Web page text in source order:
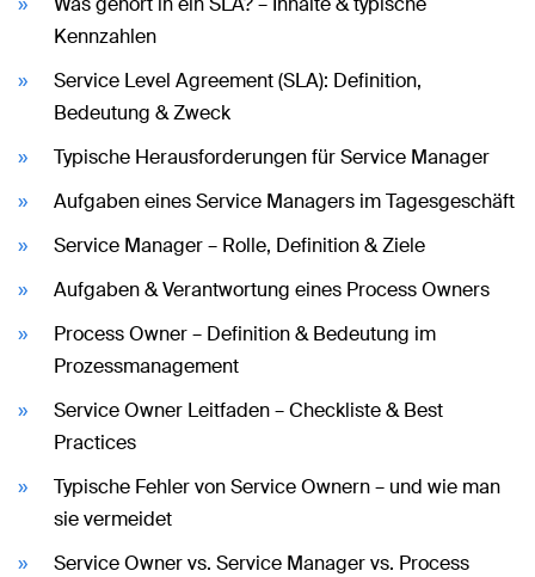
Kennzahlen
Service Level Agreement (SLA): Definition,
Bedeutung & Zweck
Typische Herausforderungen für Service Manager
Aufgaben eines Service Managers im Tagesgeschäft
Service Manager – Rolle, Definition & Ziele
Aufgaben & Verantwortung eines Process Owners
Process Owner – Definition & Bedeutung im
Prozessmanagement
Service Owner Leitfaden – Checkliste & Best
Practices
Typische Fehler von Service Ownern – und wie man
sie vermeidet
Service Owner vs. Service Manager vs. Process